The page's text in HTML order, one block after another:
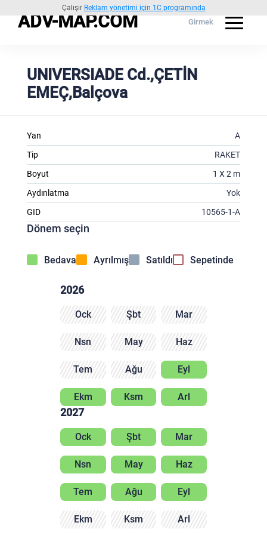
Çalışır Reklam yönetimi için 1C programında
ADV-MAP.COM Girmek
UNIVERSIADE Cd.,ÇETİN
EMEÇ,Balçova
Yan
A
Tip
RAKET
Boyut
1 X 2 m
Aydınlatma
Yok
GID
10565-1-A
Dönem seçin
Bedava Ayrılmış Satıldı Sepetinde
2026
Ock Şbt Mar
Nsn May Haz
Tem Ağu Eyl
Ekm Ksm Arl
2027
Ock Şbt Mar
Nsn May Haz
Tem Ağu Eyl
Ekm Ksm Arl